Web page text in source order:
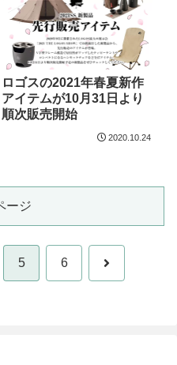
ロゴスの2021年春夏新作
アイテムが10月31日より
順次販売開始
2020.10.24
ージ
5 6 次